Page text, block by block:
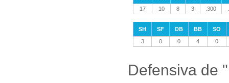
17
10 8 3 .300
SH SF DB BB
SO
3
0 0 4 0
Defensiva de